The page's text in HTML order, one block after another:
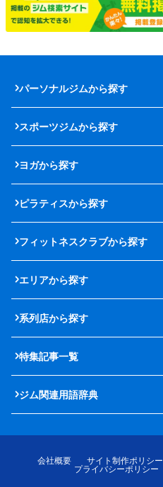
パーソナルジムから探す
スポーツジムから探す
ヨガから探す
ピラティスから探す
フィットネスクラブから探す
エリアから探す
系列店から探す
特集記事一覧
ジム関連用語辞典
会社概要 サイト制作ポリシー
プライバシーポリシー